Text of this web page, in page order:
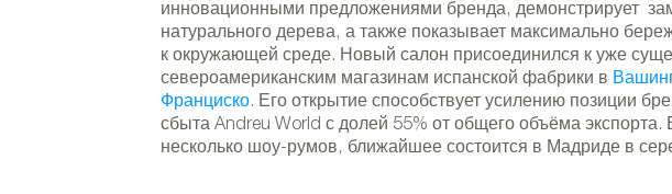
инновационными предложениями бренда, демонстрирует
натурального дерева, а также показывает максимально
к окружающей среде. Новый салон присоединился к уже
североамериканским магазинам испанской фабрики в
Франциско. Его открытие способствует усилению позиции
сбыта Andreu World с долей 55% от общего объёма
несколько шоу-румов, ближайшее состоится в Мадриде в